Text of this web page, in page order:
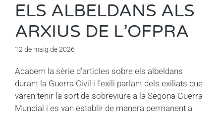
ELS ALBELDANS ALS
ARXIUS DE L’OFPRA
12 de maig de 2026
Acabem la sèrie d’articles sobre els albeldans
durant la Guerra Civil i l’exili parlant dels exiliats que
varen tenir la sort de sobreviure a la Segona Guerra
Mundial i es van establir de manera permanent a